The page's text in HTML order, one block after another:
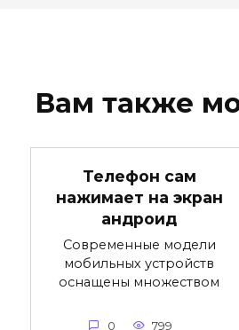
Вам также
Телефон сам
нажимает на экран
андроид
Современные модели
мобильных устройств
оснащены множеством
0 799